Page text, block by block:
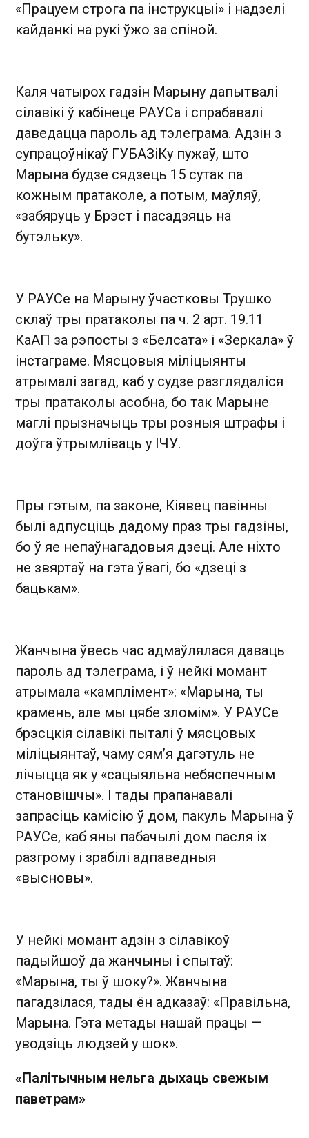
«Працуем строга па інструкцыі» і надзелі
кайданкі на рукі ўжо за спіной.
Каля чатырох гадзін Марыну дапытвалі
сілавікі ў кабінеце РАУСа і спрабавалі
даведацца пароль ад тэлеграма. Адзін з
супрацоўнікаў ГУБАЗіКу пужаў, што
Марына будзе сядзець 15 сутак па
кожным пратаколе, а потым, маўляў,
«забяруць у Брэст і пасадзяць на
бутэльку».
У РАУСе на Марыну ўчастковы Трушко
склаў тры пратаколы па ч. 2 арт. 19.11
КаАП за рэпосты з «Белсата» і «Зеркала» ў
інстаграме. Мясцовыя міліцыянты
атрымалі загад, каб у судзе разглядаліся
тры пратаколы асобна, бо так Марыне
маглі прызначыць тры розныя штрафы і
доўга ўтрымліваць у ІЧУ.
Пры гэтым, па законе, Кіявец павінны
былі адпусціць дадому праз тры гадзіны,
бо ў яе непаўнагадовыя дзеці. Але ніхто
не звяртаў на гэта ўвагі, бо «дзеці з
бацькам».
Жанчына ўвесь час адмаўлялася даваць
пароль ад тэлеграма, і ў нейкі момант
атрымала «камплімент»: «Марына, ты
крамень, але мы цябе зломім». У РАУСе
брэсцкія сілавікі пыталі ў мясцовых
міліцыянтаў, чаму сям’я дагэтуль не
лічыцца як у «сацыяльна небяспечным
становішчы». І тады прапанавалі
запрасіць камісію ў дом, пакуль Марына ў
РАУСе, каб яны пабачылі дом пасля іх
разгрому і зрабілі адпаведныя
«высновы».
У нейкі момант адзін з сілавікоў
падыйшоў да жанчыны і спытаў:
«Марына, ты ў шоку?». Жанчына
пагадзілася, тады ён адказаў: «Правільна,
Марына. Гэта метады нашай працы —
уводзіць людзей у шок».
«Палітычным нельга дыхаць свежым
паветрам»